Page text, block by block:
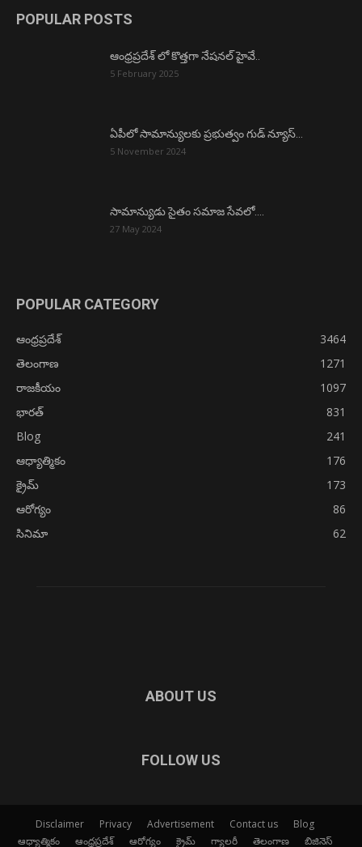
POPULAR POSTS
ఆంధ్రప్రదేశ్ లో కొత్తగా నేషనల్ హైవే..
5 February 2025
ఏపీలో సామాన్యులకు ప్రభుత్వం గుడ్ న్యూస్…
5 November 2024
సామాన్యుడు సైతం సమాజ సేవలో….
27 May 2024
POPULAR CATEGORY
ఆంధ్రప్రదేశ్
3464
తెలంగాణ
1271
రాజకీయం
1097
భారత్
831
Blog
241
ఆధ్యాత్మికం
176
క్రైమ్
173
ఆరోగ్యం
86
సినిమా
62
ABOUT US
FOLLOW US
Disclaimer Privacy Advertisement Contact us
Blog
ఆధ్యాత్మికం
ఆంధ్రప్రదేశ్ ఆరోగ్యం క్రైమ్ గ్యాలరీ తెలంగాణ బిజినెస్